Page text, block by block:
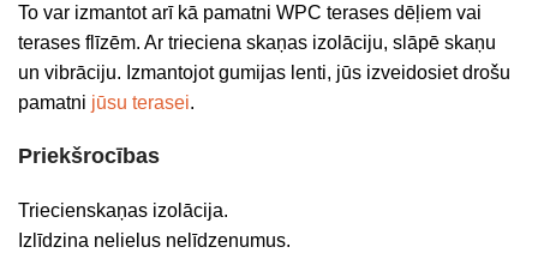
To var izmantot arī kā pamatni WPC terases dēļiem vai
terases flīzēm. Ar trieciena skaņas izolāciju, slāpē skaņu
un vibrāciju. Izmantojot gumijas lenti, jūs izveidosiet drošu
pamatni jūsu terasei.
Priekšrocības
Triecienskaņas izolācija.
Izlīdzina nelielus nelīdzenumus.